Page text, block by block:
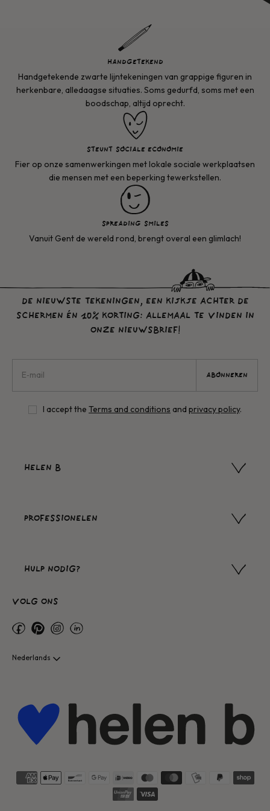
HANDGETEKEND
Handgetekende zwarte lijntekeningen van grappige figuren in
herkenbare, alledaagse situaties. Soms gedurfd, soms met een
boodschap, altijd oprecht.
STEUNT SOCIALE ECONOMIE
Fier op onze samenwerkingen met lokale sociale werkplaatsen
die mensen met een beperking tewerkstellen.
SPREADING SMILES
Vanuit Gent de wereld rond, brengt overal een glimlach!
DE NIEUWSTE TEKENINGEN, EEN KIJKJE ACHTER DE
SCHERMEN ÉN 10% KORTING: ALLEMAAL TE VINDEN IN
ONZE NIEUWSBRIEF!
ABONNEREN
I accept the Terms and conditions and privacy policy.
HELEN B
PROFESSIONELEN
HULP NODIG?
VOLG ONS
Facebook
PinterestInstagram
Linkedin
Nederlands